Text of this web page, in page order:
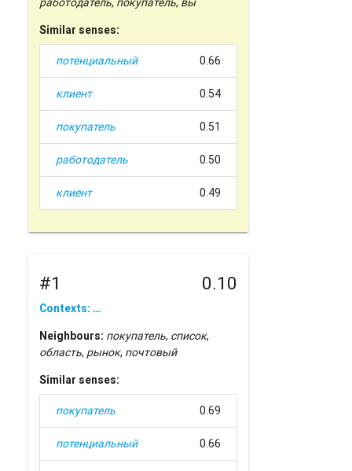
Similar senses:
потенциальный 0.66
клиент 0.54
покупатель 0.51
работодатель 0.50
клиент 0.49
#1 0.10
Contexts: …
Neighbours: покупатель, список,
область, рынок, почтовый
Similar senses:
покупатель 0.69
потенциальный 0.66